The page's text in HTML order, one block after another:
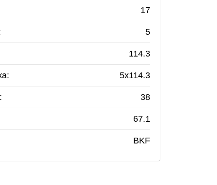
17
5
114.3
5x114.3
38
67.1
BKF